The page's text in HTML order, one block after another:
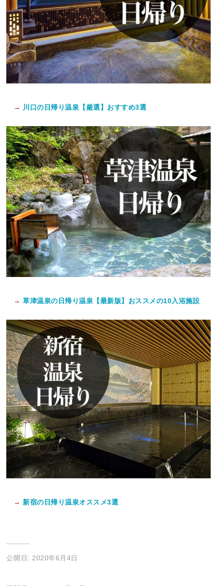
→ 川口の日帰り温泉【厳選】おすすめ3選
→ 草津温泉の日帰り温泉【最新版】おススメの10入浴施設
→ 新宿の日帰り温泉オススメ3選
公開日: 2020年6月4日